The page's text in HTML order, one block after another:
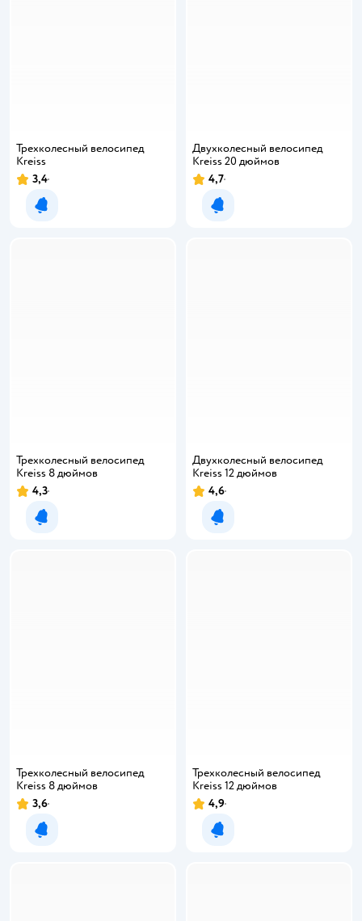
Трехколесный велосипед
Kreiss
3,4
Уведомить о появлении
Двухколесный велосипед
Kreiss 20 дюймов
4,7
Уведомить о появлении
Трехколесный велосипед
Kreiss 8 дюймов
4,3
Уведомить о появлении
Двухколесный велосипед
Kreiss 12 дюймов
4,6
Уведомить о появлении
Трехколесный велосипед
Kreiss 8 дюймов
3,6
Уведомить о появлении
Трехколесный велосипед
Kreiss 12 дюймов
4,9
Уведомить о появлении